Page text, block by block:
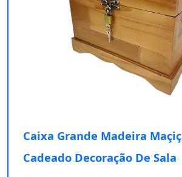
Caixa Grande Madeira
Cadeado Decoração De Sala